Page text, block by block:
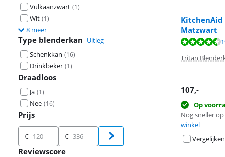
Vulkaanzwart (1)
Wit (1)
8 meer
Type blenderkan Uitleg
Schenkkan (16)
Drinkbeker (1)
Draadloos
Ja (1)
Nee (16)
Prijs
Prijs
€ €
Reviewscore
KitchenAid
Matzwart
Beoordeling is
Tritan
107,-
Op
Nog sneller
winkel
Vergelijken
Beoordeling is
Beoordeling is